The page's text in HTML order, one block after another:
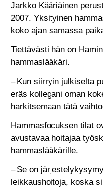
Jarkko Kääriäinen
2007. Yksityinen
koko ajan samassa
Tiettävästi hän on
hammaslääkäri.
– Kun siirryin julkiselta
eräs kollegani oman
harkitsemaan tätä
Hammasfocuksen tilat
avustavaa hoitajaa
hammaslääkärille.
– Se on
leikkaushoitoja, koska